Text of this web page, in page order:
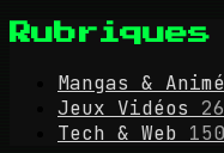
Rubriques
Mangas &
Jeux Vidéos
Tech & Web